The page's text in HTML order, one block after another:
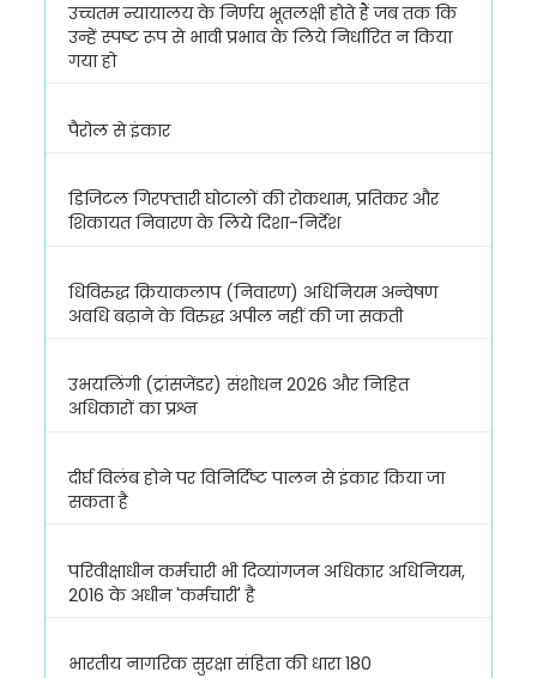
उच्चतम न्यायालय के निर्णय भूतलक्षी होते हैं जब तक कि
उन्हें स्पष्ट रूप से भावी प्रभाव के लिये निर्धारित न किया
गया हो
पैरोल से इंकार
डिजिटल गिरफ्तारी घोटालों की रोकथाम, प्रतिकर और
शिकायत निवारण के लिये दिशा-निर्देश
धिविरुद्ध क्रियाकलाप (निवारण) अधिनियम अन्वेषण
अवधि बढ़ाने के विरुद्ध अपील नहीं की जा सकती
उभयलिंगी (ट्रांसजेंडर) संशोधन 2026 और निहित
अधिकारों का प्रश्न
दीर्घ विलंब होने पर विनिर्दिष्ट पालन से इंकार किया जा
सकता है
परिवीक्षाधीन कर्मचारी भी दिव्यांगजन अधिकार अधिनियम,
2016 के अधीन 'कर्मचारी' है
भारतीय नागरिक सुरक्षा संहिता की धारा 180